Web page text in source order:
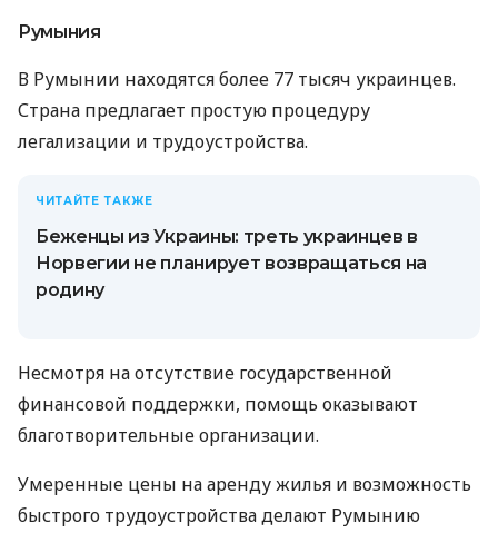
Румыния
В Румынии находятся более 77 тысяч украинцев.
Страна предлагает простую процедуру
легализации и трудоустройства.
ЧИТАЙТЕ ТАКЖЕ
Беженцы из Украины: треть украинцев в
Норвегии не планирует возвращаться на
родину
Несмотря на отсутствие государственной
финансовой поддержки, помощь оказывают
благотворительные организации.
Умеренные цены на аренду жилья и возможность
быстрого трудоустройства делают Румынию